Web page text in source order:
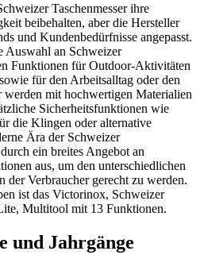
Taschenmesser ihre
beibehalten, aber die Hersteller
und Kundenbedürfnisse angepasst.
Auswahl an Schweizer
Funktionen für Outdoor-Aktivitäten
für den Arbeitsalltag oder den
werden mit hochwertigen Materialien
Sicherheitsfunktionen wie
die Klingen oder alternative
Ära der Schweizer
ein breites Angebot an
aus, um den unterschiedlichen
der Verbraucher gerecht zu werden.
ist das Victorinox, Schweizer
Multitool mit 13 Funktionen.
und Jahrgänge